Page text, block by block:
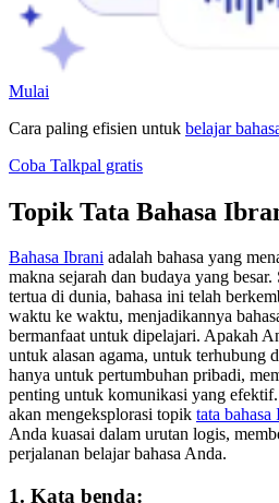
Mulai
Cara paling efisien untuk belajar
Coba Talkpal gratis
Topik Tata Bahasa
Bahasa Ibrani adalah bahasa yang
makna sejarah dan budaya yang besar.
tertua di dunia, bahasa ini telah
waktu ke waktu, menjadikannya
bermanfaat untuk dipelajari. Apakah
untuk alasan agama, untuk terhubung
hanya untuk pertumbuhan pribadi,
penting untuk komunikasi yang
akan mengeksplorasi topik tata bahasa
Anda kuasai dalam urutan logis,
perjalanan belajar bahasa Anda.
1. Kata benda: